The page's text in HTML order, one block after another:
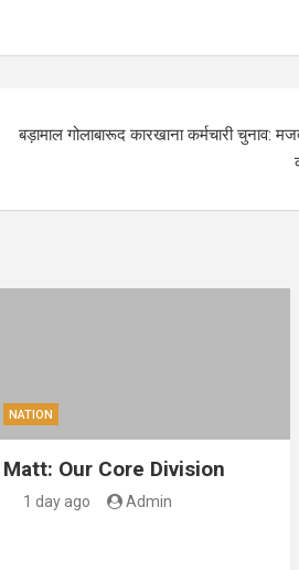
बड़ामाल गोलाबारूद कारखाना कर्मचारी चुनाव:
NATION
Matt: Our Core Division
1 day ago Admin